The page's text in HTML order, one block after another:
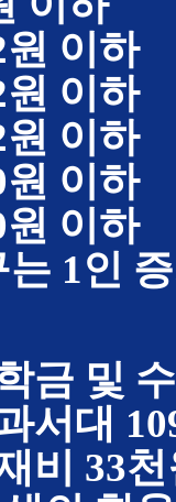
원 이하
원 이하
원 이하
원 이하
원 이하
1인
금 및
서대
비 33